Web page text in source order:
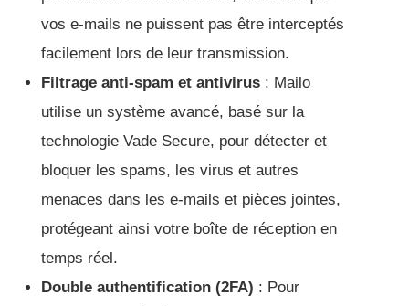
vos e-mails ne puissent pas être interceptés
facilement lors de leur transmission.
Filtrage anti-spam et antivirus : Mailo
utilise un système avancé, basé sur la
technologie Vade Secure, pour détecter et
bloquer les spams, les virus et autres
menaces dans les e-mails et pièces jointes,
protégeant ainsi votre boîte de réception en
temps réel.
Double authentification (2FA) : Pour